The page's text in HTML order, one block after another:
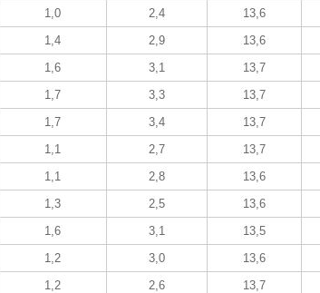
1,0 2,4 13,6
1,4 2,9 13,6
1,6 3,1 13,7
1,7 3,3 13,7
1,7 3,4 13,7
1,1 2,7 13,7
1,1 2,8 13,6
1,3 2,5 13,6
1,6 3,1 13,5
1,2 3,0 13,6
1,2 2,6 13,7